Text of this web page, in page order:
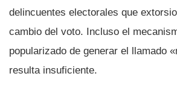
delincuentes electorales que
cambio del voto. Incluso el
popularizado de generar el llamado
resulta insuficiente.